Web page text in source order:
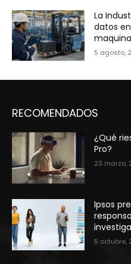
La
datos
5 agosto,
RECOMENDADOS
¿Qué
Pro?
23 marzo,
Ipsos
5 octubre,